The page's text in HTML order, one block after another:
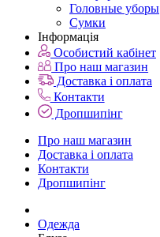
Головные уборы
Сумки
Інформація
Особистий кабінет
Про наш магазин
Доставка і оплата
Контакти
Дропшипінг
Про наш магазин
Доставка і оплата
Контакти
Дропшипінг
Одежда